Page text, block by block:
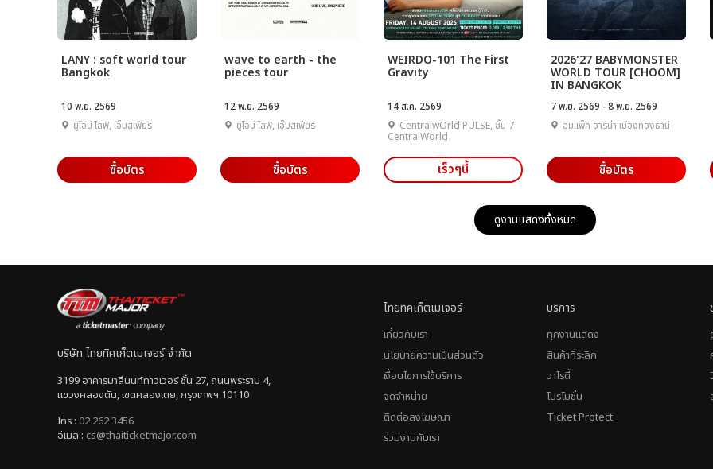
LANY : soft world tour
Bangkok
10 พ.ย. 2569
ยูโอบี ไลฟ์, เอ็มสเฟียร์
ซื้อบัตร
wave to earth - the
pieces tour
12 พ.ย. 2569
ยูโอบี ไลฟ์, เอ็มสเฟียร์
ซื้อบัตร
WEIRDO-101 The First
Gravity
14 ส.ค. 2569
CentralwOrld PULSE, ชั้น 7
CentralWorld
เร็วๆนี้
2026'27 BABYMONSTER
WORLD TOUR [CHOOM]
IN BANGKOK
7 พ.ย. 2569 - 8 พ.ย. 2569
อิมแพ็ค อารีน่า เมืองทองธานี
ซื้อบัตร
ดูงานแสดงทั้งหมด
บริษัท ไทยทิคเก็ตเมเจอร์ จำกัด
3199 อาคารมาลีนนท์ทาวเวอร์ ชั้น 27, ถนนพระราม 4,
แขวงคลองตัน, เขตคลองเตย, กรุงเทพฯ 10110
โทร : 02 262 3456
อีเมล : cs@thaiticketmajor.com
ไทยทิคเก็ตเมเจอร์
เกี่ยวกับเรา
นโยบายความเป็นส่วนตัว
เงื่อนไขการใช้บริการ
จุดจำหน่าย
ติดต่อลงโฆษณา
ร่วมงานกับเรา
บริการ
ทุกงานแสดง
สินค้าที่ระลึก
วาไรตี้
โปรโมชั่น
Ticket Protect